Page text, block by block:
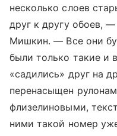
несколько слоев
друг к другу обоев,
Мишкин. — Все они
были только такие и
«садились» друг на
перенасыщен
флизелиновыми,
ними такой номер